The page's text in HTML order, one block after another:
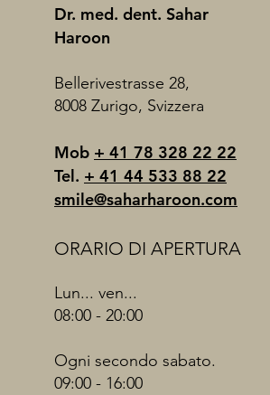
Dr. med. dent. Sahar
Haroon
Bellerivestrasse 28,
8008 Zurigo, Svizzera
Mob + 41 78 328 22 22
Tel. + 41 44 533 88 22
smile@saharharoon.com
ORARIO DI APERTURA
Lun... ven...
08:00 - 20:00
Ogni secondo sabato.
09:00 - 16:00